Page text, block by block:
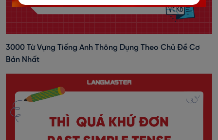
3000 Từ Vựng Tiếng Anh Thông Dụng Theo Chủ Đề Cơ
Bản Nhất